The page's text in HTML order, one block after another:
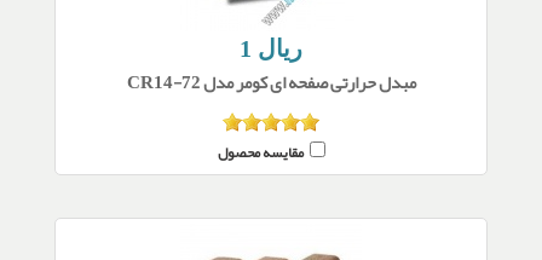
1 ریال
مبدل حرارتی صفحه ای کومر مدل CR14-72
مقایسه محصول